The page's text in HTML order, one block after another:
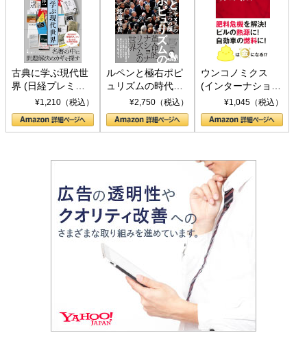
古典に学ぶ現代世
界 (日経プレミア
シリーズ)¥1,210（税込）
ルペンと極右ポピ
ュリズムの時代：
〈ヤヌス〉の二つ
の顔
¥2,750（税込）
ウンコノミクス
(インターナショナ
ル新書)¥1,045（税込）